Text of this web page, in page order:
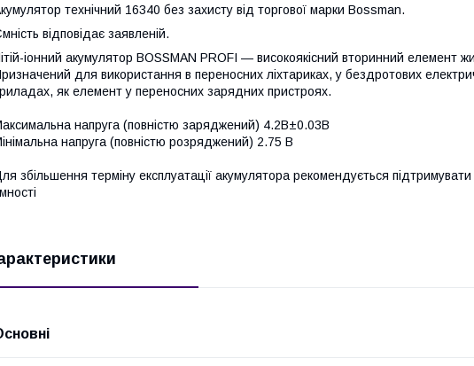
технічний 16340 без захисту від торгової марки Bossman.
відповідає заявленій.
іонний акумулятор BOSSMAN PROFI — високоякісний вторинний елемент
для використання в переносних ліхтариках, у бездротових
як елемент у переносних зарядних пристроях.
напруга (повністю заряджений) 4.2B±0.03В
напруга (повністю розряджений) 2.75 В
збільшення терміну експлуатації акумулятора рекомендується